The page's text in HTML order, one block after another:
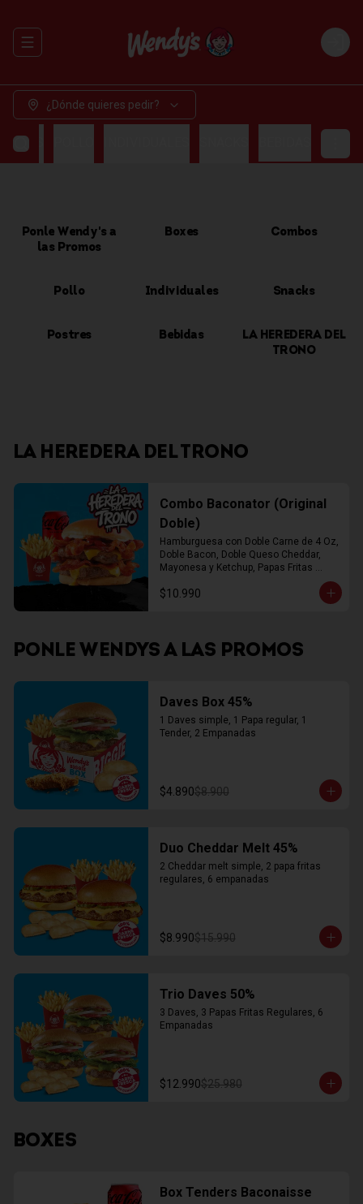
Abrir menu de navegación Login
¿Dónde quieres pedir?
Ponle Wendy's a
las Promos
Boxes Combos
Pollo Individuales Snacks
Postres Bebidas
LA HEREDERA DEL
TRONO
LA HEREDERA DEL TRONO
Combo Baconator (Original
Doble)
Hamburguesa con Doble Carne de 4 Oz,
Doble Bacon, Doble Queso Cheddar,
Mayonesa y Ketchup, Papas Fritas
$10.990
PONLE WENDYS A LAS PROMOS
Daves Box 45%
1 Daves simple, 1 Papa regular, 1
Tender, 2 Empanadas
$4.890$8.900
Duo Cheddar Melt 45%
2 Cheddar melt simple, 2 papa fritas
regulares, 6 empanadas
$8.990$15.990
Trio Daves 50%
3 Daves, 3 Papas Fritas Regulares, 6
Empanadas
$12.990$25.980
BOXES
Box Tenders Baconaisse